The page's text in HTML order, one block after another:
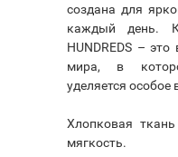
создана для
каждый день.
HUNDREDS –
мира, в
уделяется особое
Хлопковая
мягкость.